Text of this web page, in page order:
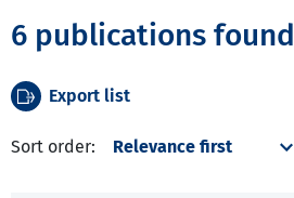
6 publications found
Export list
Sort order: